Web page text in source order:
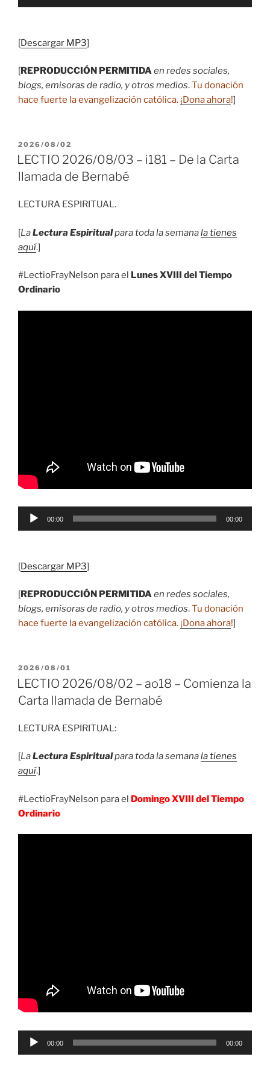
[Descargar MP3]
[REPRODUCCIÓN PERMITIDAen redes sociales,
blogs, emisoras de radio, y otros medios.Tu donación
hace fuerte la evangelización católica. ¡Dona ahora!]
PUBLICADO
EL
2026/08/02
LECTIO 2026/08/03 – i181 – De la Carta
llamada de Bernabé
LECTURA ESPIRITUAL.
[LaLectura Espiritualpara toda la semanala tienes
aquí.]
#LectioFrayNelson para el Lunes XVIII del Tiempo
Ordinario
Reproductor
00:00 00:00
[Descargar MP3]
[REPRODUCCIÓN PERMITIDAen redes sociales,
blogs, emisoras de radio, y otros medios.Tu donación
hace fuerte la evangelización católica. ¡Dona ahora!]
PUBLICADO
EL
2026/08/01
LECTIO 2026/08/02 – ao18 – Comienza la
Carta llamada de Bernabé
LECTURA ESPIRITUAL:
[LaLectura Espiritualpara toda la semanala tienes
aquí.]
#LectioFrayNelson para el Domingo XVIII del Tiempo
Ordinario
Reproductor
00:00 00:00